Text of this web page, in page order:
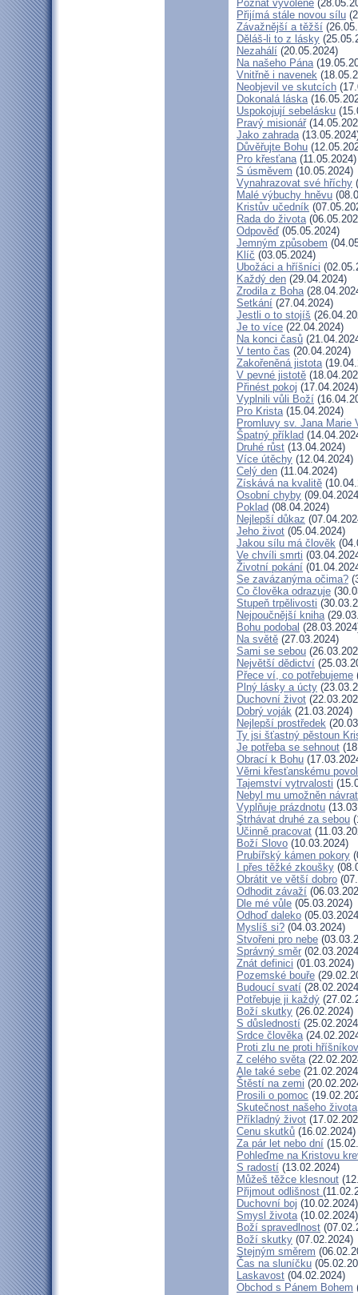
Poznat vyvolené
Přijímá stále novou sílu
Závažnější a těžší
Děláš-li to z lásky
Nezahálí (20.05.2024)
Na našeho Pána
Vnitřně i navenek
Neobjevil ve skutcích
Dokonalá láska
Uspokojují sebelásku
Pravý misionář
Jako zahrada
Důvěřujte Bohu
Pro křesťana(11.05.2024)
S úsměvem (10.05.2024)
Vynahrazovat své hříchy
Malé výbuchy hněvu
Kristův učedník
Rada do života
Odpověď (05.05.2024)
Jemným způsobem
Klíč (03.05.2024)
Ubožáci a hříšníci
Každý den (29.04.2024)
Zrodila z Boha
Setkání (27.04.2024)
Jestli o to stojíš
Je to více (22.04.2024)
Na konci časů
V tento čas (20.04.2024)
Zakořeněná jistota
V pevné jistotě
Přinést pokoj (17.04.2024)
Vyplnili vůli Boží
Pro Krista(15.04.2024)
Promluvy sv. Jana Marie
Špatný příklad
Druhé růst (13.04.2024)
Více útěchy (12.04.2024)
Celý den (11.04.2024)
Získává na kvalitě
Osobní chyby
Poklad (08.04.2024)
Nejlepší důkaz
Jeho život (05.04.2024)
Jakou sílu má člověk
Ve chvíli smrti
Životní pokání
Se zavázanýma očima?
Co člověka odrazuje
Stupeň trpělivosti
Nejpoučnější kniha
Bohu podobal
Na světě (27.03.2024)
Sami se sebou
Největší dědictví
Přece ví, co potřebujeme
Plný lásky a úcty
Duchovní život
Dobrý voják (21.03.2024)
Nejlepší prostředek
Ty jsi šťastný pěstoun
Je potřeba se sehnout
Obrací k Bohu
Věrni křesťanskému
Tajemství vytrvalosti
Nebyl mu umožněn návrat
Vyplňuje prázdnotu
Strhávat druhé za sebou
Účinně pracovat
Boží Slovo (10.03.2024)
Prubířský kámen pokory
I přes těžké zkoušky
Obrátit ve větší dobro
Odhodit závaží
Dle mé vůle (05.03.2024)
Odhoď daleko
Myslíš si? (04.03.2024)
Stvořeni pro nebe
Správný směr
Znát definici (01.03.2024)
Pozemské bouře
Budoucí svatí
Potřebuje ji každý
Boží skutky (26.02.2024)
S důsledností
Srdce člověka
Proti zlu ne proti
Z celého světa
Ale také sebe
Štěstí na zemi
Prosili o pomoc
Skutečnost našeho života
Příkladný život
Cenu skutků (16.02.2024)
Za pár let nebo dní
Pohleďme na Kristovu
S radostí (13.02.2024)
Můžeš těžce klesnout
Přijmout odlišnost
Duchovní boj (10.02.2024)
Smysl života(10.02.2024)
Boží spravedlnost
Boží skutky (07.02.2024)
Stejným směrem
Čas na sluníčku
Laskavost (04.02.2024)
Obchod s Pánem Bohem